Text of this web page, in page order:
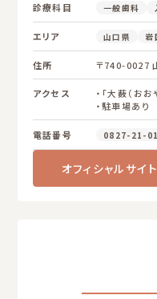
診療科目 一般歯科
エリア 山口県 岩
住所 〒740-0027
アクセス
・「大薮（お
・駐車場あり
電話番号 0827-21-
オフィシャルサイ